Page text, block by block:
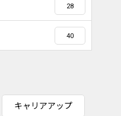
28
40
キャリアアップ